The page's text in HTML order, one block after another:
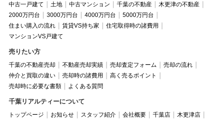
中古一戸建て
土地 中古マンション 千葉の不動産
木更津の不動産
2000万円台
3000万円台 4000万円台
5000万円台
住まい購入の流れ
賃貸VS持ち家
住宅取得時の諸費用
マンションVS戸建て
売りたい方
千葉の不動産売却 不動産売却実績 売却査定フォーム
売却の流れ
仲介と買取の違い
売却時の諸費用
高く売るポイント
売却時に必要な書類
よくある質問
千葉リアルティーについて
トップページ お知らせ スタッフ紹介 会社概要 千葉店
木更津店